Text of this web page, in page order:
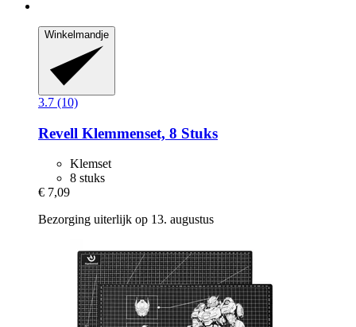
Winkelmandje
3.7 (10)
Revell Klemmenset, 8 Stuks
Klemset
8 stuks
€ 7,09
Bezorging uiterlijk op 13. augustus